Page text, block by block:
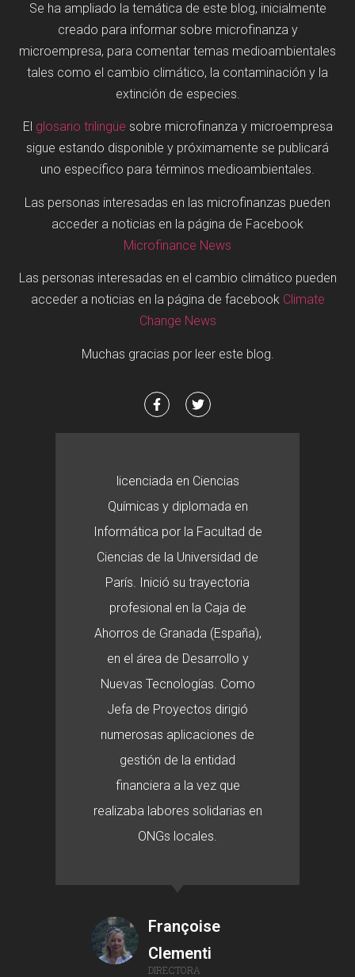
Se ha ampliado la temática de este blog, inicialmente
creado para informar sobre microfinanza y
microempresa, para comentar temas medioambientales
tales como el cambio climático, la contaminación y la
extinción de especies.
El glosario trilingüe sobre microfinanza y microempresa
sigue estando disponible y próximamente se publicará
uno específico para términos medioambientales.
Las personas interesadas en las microfinanzas pueden
acceder a noticias en la página de Facebook
Microfinance News
Las personas interesadas en el cambio climático pueden
acceder a noticias en la página de facebook Climate
Change News
Muchas gracias por leer este blog.
licenciada en Ciencias
Químicas y diplomada en
Informática por la Facultad de
Ciencias de la Universidad de
París. Inició su trayectoria
profesional en la Caja de
Ahorros de Granada (España),
en el área de Desarrollo y
Nuevas Tecnologías. Como
Jefa de Proyectos dirigió
numerosas aplicaciones de
gestión de la entidad
financiera a la vez que
realizaba labores solidarias en
ONGs locales.
Françoise
Clementi
DIRECTORA